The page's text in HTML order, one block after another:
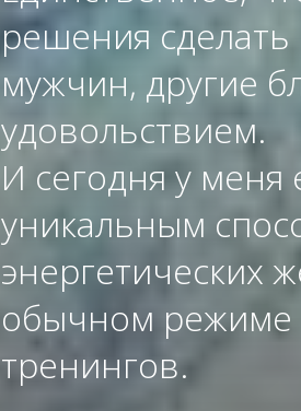
решения
мужчин, другие
удовольствием.
И сегодня у меня
уникальным
энергетических
обычном режиме
тренингов.